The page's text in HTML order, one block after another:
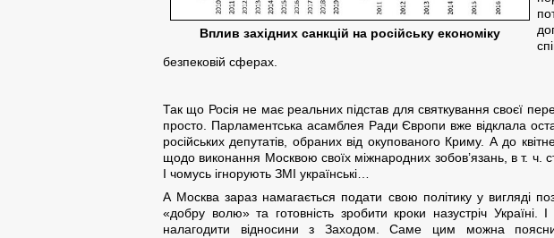
Вплив західних санкцій на російську економіку
безпековій сферах.
Так що Росія не має реальних підстав для святкування своєї
просто. Парламентська асамблея Ради Європи вже відклала
російських депутатів, обраних від окупованого Криму. А до
щодо виконання Москвою своїх міжнародних зобов’язань, в т. ч.
І чомусь ігнорують ЗМІ українські…
А Москва зараз намагається подати свою політику у вигляді
«добру волю» та готовність зробити кроки назустріч
налагодити відносини з Заходом. Саме цим можна